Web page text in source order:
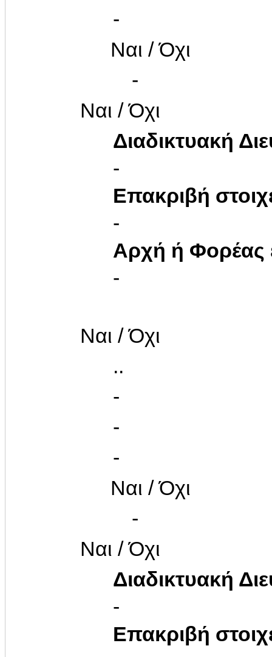
-
Ναι / Όχι
-
Ναι / Όχι
Διαδικτυακή
-
Επακριβή
-
Αρχή ή Φορέας
-
Ναι / Όχι
..
-
-
-
Ναι / Όχι
-
Ναι / Όχι
Διαδικτυακή
-
Επακριβή